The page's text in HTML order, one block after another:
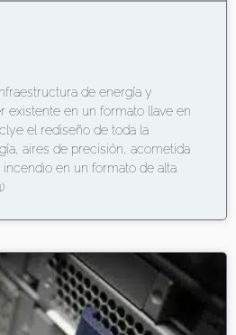
de energía y
existente en un formato llave en
el rediseño de toda la
aires de precisión, acometida
en un formato de alta